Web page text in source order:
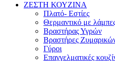
ΖΕΣΤΗ ΚΟΥΖΙΝΑ
Πλατό- Εστίες
Θερμαντικό με
Βραστήρας Υγρών
Βραστήρες
Γύροι
Επαγγελματικές